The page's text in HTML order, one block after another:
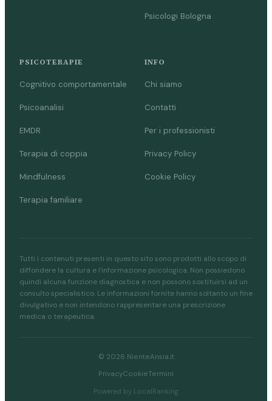
Psicologi Bologna
PSICOTERAPIE
Cognitivo comportamentale
Psicoanalisi
EMDR
Terapia di coppia
Mindfulness
Terapia familiare
INFO
Chi siamo
Contatti
Per i professionisti
Privacy Policy
Cookie Policy
Tutti i contenuti presenti in questo sito sono prodotti allo scopo di
diffondere la cultura e l'informazione psicologica. Non possiedono
quindi alcuna funzione diagnostica e non possono sostituirsi ad un
consulto specialistico. Le informazioni fornite hanno soltanto un fine
divulgativo e non intendono rappresentare una prescrizione
medica o terapeutica.
© 2026 NienteAnsia.it
PrivacyCookieTermini
Powered by LocalRanking